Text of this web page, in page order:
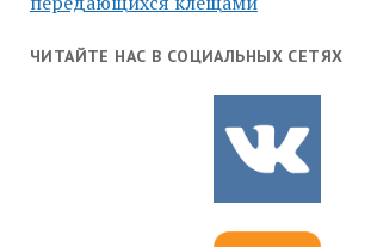
ЧИТАЙТЕ НАС В СОЦИАЛЬНЫХ СЕТЯХ